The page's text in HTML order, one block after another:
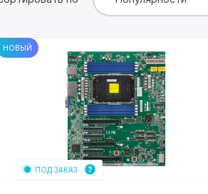
НОВЫЙ
ПОД ЗАКАЗ